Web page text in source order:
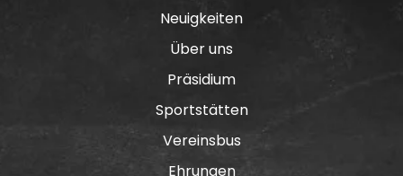
Neuigkeiten
Über uns
Präsidium
Sportstätten
Vereinsbus
Ehrungen